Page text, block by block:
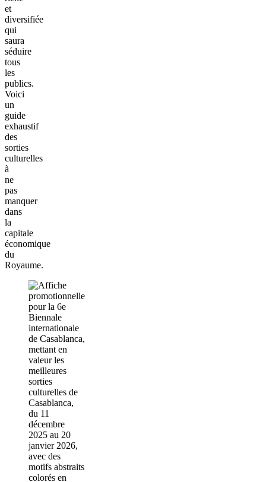
et
diversifiée
qui
saura
séduire
tous
les
publics.
Voici
un
guide
exhaustif
des
sorties
culturelles
à
ne
pas
manquer
dans
la
capitale
économique
du
Royaume.